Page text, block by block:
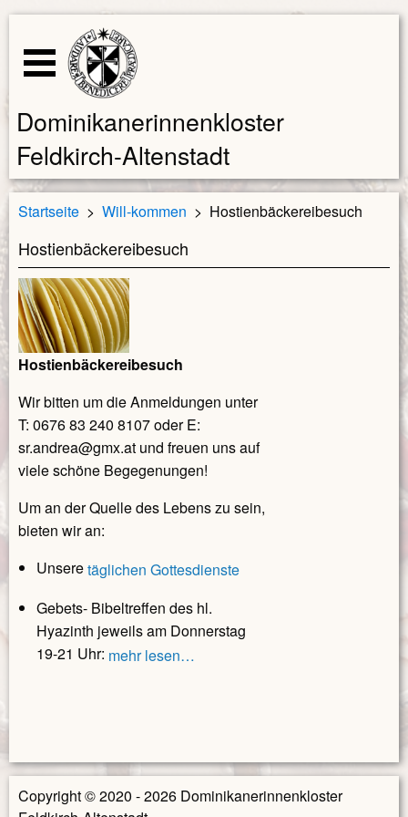
Dominikanerinnenkloster
Feldkirch-Altenstadt
Startseite Will-kommen Hostienbäckereibesuch
Hostienbäckereibesuch
Hostienbäckereibesuch
Wir bitten um die Anmeldungen unter
T: 0676 83 240 8107 oder E:
sr.andrea@gmx.at und freuen uns auf
viele schöne Begegenungen!
Um an der Quelle des Lebens zu sein,
bieten wir an:
Unseretäglichen Gottesdienste
Gebets- Bibeltreffen des hl.
Hyazinth jeweils am Donnerstag
19-21 Uhr: mehr lesen…
Copyright © 2020 - 2026 Dominikanerinnenkloster